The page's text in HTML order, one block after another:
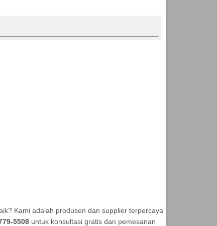
Kami adalah produsen dan supplier terpercaya
5508untuk konsultasi gratis dan pemesanan